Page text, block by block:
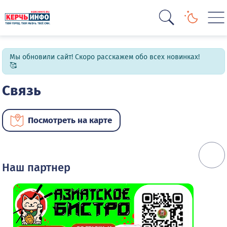
Мы обновили сайт! Скоро расскажем обо всех новинках!
🥰
Связь
Посмотреть на карте
Наш партнер